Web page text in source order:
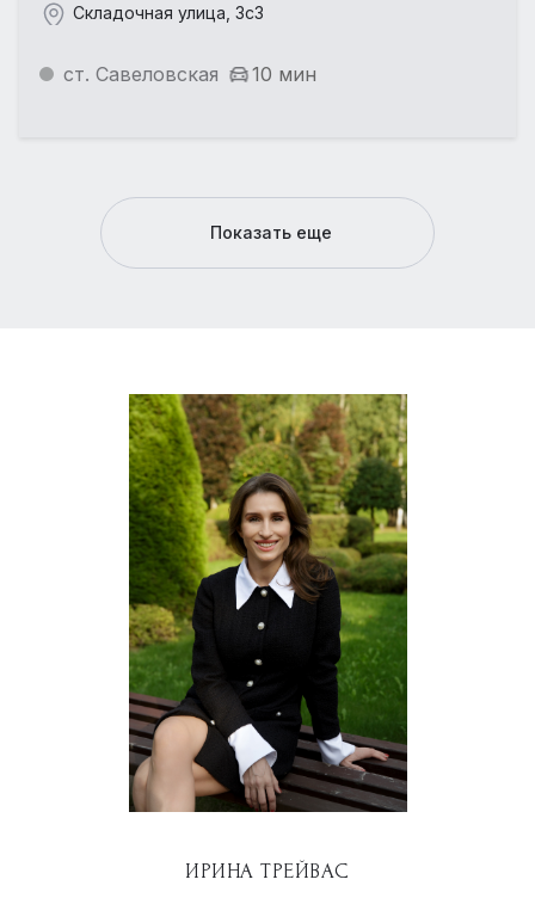
Складочная улица, 3с3
ст. Савеловская 10 мин
Показать еще
ИРИНА ТРЕЙВАС